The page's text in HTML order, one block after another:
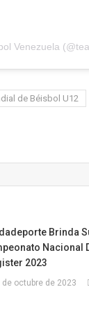
Venezuela
de Béisbol U12
Brinda
Nacional
2023
de octubre de 2023